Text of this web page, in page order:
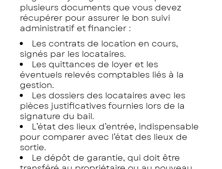
plusieurs documents que vous devez
récupérer pour assurer le bon suivi
administratif et financier :
Les contrats de location en cours,
signés par les locataires.
Les quittances de loyer et les
éventuels relevés comptables liés à la
gestion.
Les dossiers des locataires avec les
pièces justificatives fournies lors de la
signature du bail.
L’état des lieux d’entrée, indispensable
pour comparer avec l’état des lieux de
sortie.
Le dépôt de garantie, qui doit être